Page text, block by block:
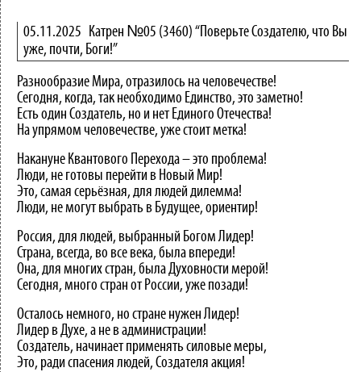
05.11.2025 Катрен №05 (3460) “Поверьте Создателю, что Вы
уже, почти, Боги!”
Разнообразие Мира, отразилось на человечестве!
Сегодня, когда, так необходимо Единство, это заметно!
Есть один Создатель, но и нет Единого Отечества!
На упрямом человечестве, уже стоит метка!
Накануне Квантового Перехода – это проблема!
Люди, не готовы перейти в Новый Мир!
Это, самая серьёзная, для людей дилемма!
Люди, не могут выбрать в Будущее, ориентир!
Россия, для людей, выбранный Богом Лидер!
Страна, всегда, во все века, была впереди!
Она, для многих стран, была Духовности мерой!
Сегодня, много стран от России, уже позади!
Осталось немного, но стране нужен Лидер!
Лидер в Духе, а не в администрации!
Создатель, начинает применять силовые меры,
Это, ради спасения людей, Создателя акция!